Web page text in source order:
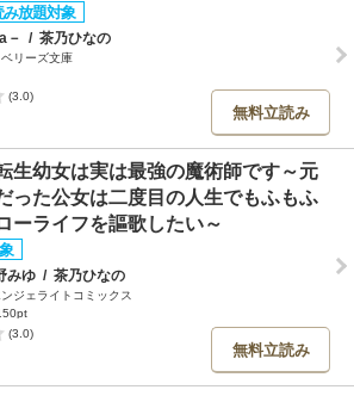
－ / 茶乃ひなの
リーズ文庫
(3.0)
無料立読み
生幼女は実は最強の魔術師です～元
った公女は二度目の人生でもふもふ
ーライフを謳歌したい～
みゆ / 茶乃ひなの
ジェライトコミックス
(3.0)
無料立読み